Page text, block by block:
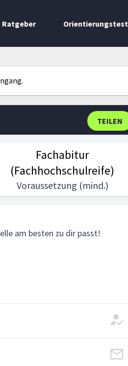
Ratgeber Orientierungstest
TEILEN
Fachabitur
(Fachhochschulreife)
Voraussetzung (mind.)
am besten zu dir passt!